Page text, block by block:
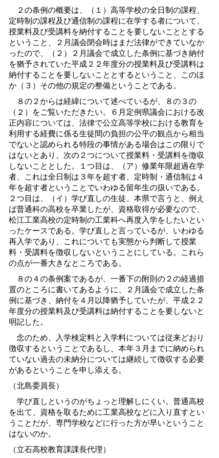
２の条例の概要は、（１）高等学校の全日制の課程、
定時制の課程及び通信制の課程に在学する者について、
授業料及び受講料を納付することを要しないこととする
ということ、２月議会閉会時はまだ法律ができていなか
ったので、（２）２月議会で成立した条例に基づき納付
を猶予されていた平成２２年度分の授業料及び受講料は
納付することを要しないこととするということ、このほ
か（３）その他の規定の整備ということである。
８の２からは経緯について述べているが、８の３の
（２）をご覧いただきたい。６月定例県議会における改
正内容については、法律で公立高等学校における教育を
利用する経費に係る生徒間の負担の公平の観点から相当
でないと認められる特段の事情がある場合はこの限りで
はないとあり、次の２つについて授業料・受講料を徴収
しないこととした。１つ目は、（ア）修業年限超過在学
者、これは全日制は３年を超す者、定時制・通信制は４
年を超す者ということでいわゆる留年生の扱いである。
２つ目は、（イ）学び直しの生徒、本県で言うと、例え
ば普通科の高校を卒業したが、資格取得が必要なので、
松江工業高校の定時制の工業科へ再度入学をしたいとい
ったケースである。学び直しと言っているが、いわゆる
再入学であり、これについても実態から判断して授業
料・受講料を徴収しないということにしている。これら
の点が一番大きなところである。
８の４の条例案であるが、一番下の附則の２の経過措
置のところに書いてあるように、２月議会で成立した条
例に基づき、納付を４月以降猶予していたが、平成２２
年度分の授業料及び受講料は納付することを要しないと
明記した。
念のため、入学検定料と入学料については従来どおり
徴収するということであるし、本年３月までに納められ
ていない過去の未納分については継続して徴収する必要
があるということを申し添える。
（北島委員長）
学び直しというのがちょっと理解しにくい。普通高校
を出て、資格を取るために工業高校などに入り直すとい
うことだが、専門学校などに行った方が早いということ
はないのか。
（立石高校教育課課長代理）